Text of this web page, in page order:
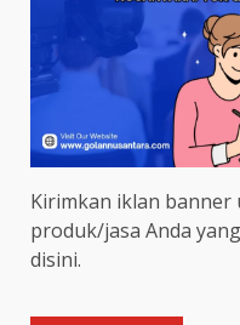
Kirimkan iklan
produk/jasa Anda
disini.